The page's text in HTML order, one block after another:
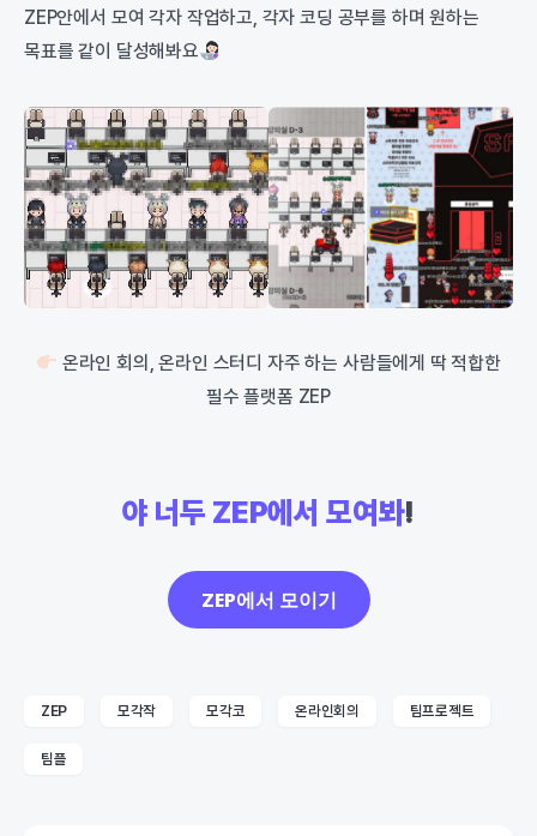
ZEP안에서 모여 각자 작업하고, 각자 코딩 공부를 하며 원하는
목표를 같이 달성해봐요
온라인 회의, 온라인 스터디 자주 하는 사람들에게 딱 적합한
필수 플랫폼 ZEP
야 너두 ZEP에서 모여봐!
ZEP에서 모이기
ZEP 모각작 모각코 온라인회의 팀프로젝트
팀플